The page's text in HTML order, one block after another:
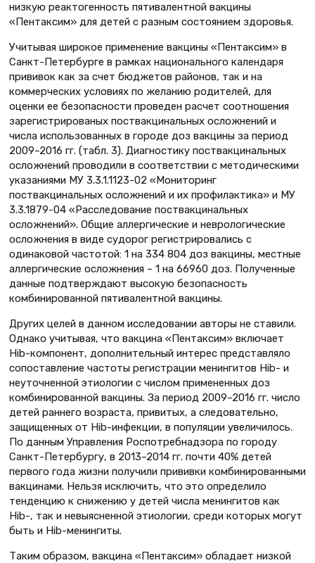
низкую реактогенность пятивалентной вакцины
«Пентаксим» для детей с разным состоянием здоровья.
Учитывая широкое применение вакцины «Пентаксим» в
Санкт-Петербурге в рамках национального календаря
прививок как за счет бюджетов районов, так и на
коммерческих условиях по желанию родителей, для
оценки ее безопасности проведен расчет соотношения
зарегистрированых поствакцинальных осложнений и
числа использованных в городе доз вакцины за период
2009–2016 гг. (табл. 3). Диагностику поствакцинальных
осложнений проводили в соответствии с методическими
указаниями МУ 3.3.1.1123-02 «Мониторинг
поствакцинальных осложнений и их профилактика» и МУ
3.3.1879-04 «Расследование поствакцинальных
осложнений». Общие аллергические и неврологические
осложнения в виде судорог регистрировались с
одинаковой частотой: 1 на 334 804 доз вакцины, местные
аллергические осложнения – 1 на 66960 доз. Полученные
данные подтверждают высокую безопасность
комбинированной пятивалентной вакцины.
Других целей в данном исследовании авторы не ставили.
Однако учитывая, что вакцина «Пентаксим» включает
Hib-компонент, дополнительный интерес представляло
сопоставление частоты регистрации менингитов Hib- и
неуточненной этиологии с числом примененных доз
комбинированной вакцины. За период 2009–2016 гг. число
детей раннего возраста, привитых, а следовательно,
защищенных от Hib-инфекции, в популяции увеличилось.
По данным Управления Роспотребнадзора по городу
Санкт-Петербургу, в 2013–2014 гг. почти 40% детей
первого года жизни получили прививки комбинированными
вакцинами. Нельзя исключить, что это определило
тенденцию к снижению у детей числа менингитов как
Hib-, так и невыясненной этиологии, среди которых могут
быть и Hib-менингиты.
Таким образом, вакцина «Пентаксим» обладает низкой